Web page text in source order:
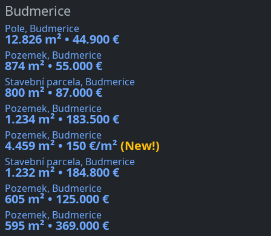
Budmerice
Pole, Budmerice
12.826 m² • 44.900 €
Pozemek, Budmerice
874 m² • 55.000 €
Stavební parcela, Budmerice
800 m² • 87.000 €
Pozemek, Budmerice
1.234 m² • 183.500 €
Pozemek, Budmerice
4.459 m² • 150 €/m² (New!)
Stavební parcela, Budmerice
1.232 m² • 184.800 €
Pozemek, Budmerice
605 m² • 125.000 €
Pozemek, Budmerice
595 m² • 369.000 €